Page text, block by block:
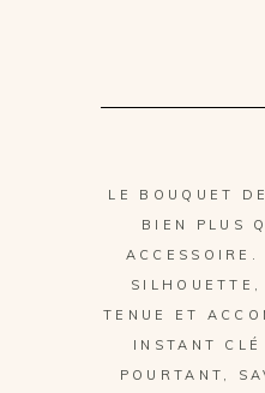
LE BOUQUET
BIEN PLUS
TENUE ET
INSTANT
POURTANT,